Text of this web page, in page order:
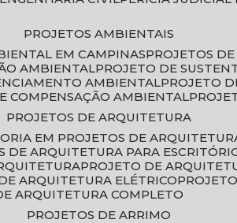
PROJETOS AMBIENTAIS
EM CAMPINAS
PROJETOS
AMBIENTAL
PROJETO DE
AMBIENTAL
PROJETO
COMPENSAÇÃO AMBIENTAL
PROJETOS DE ARQUITETURA
EM PROJETOS DE
DE ARQUITETURA PARA
PROJETO DE
DE ARQUITETURA ELÉTRICO
ARQUITETURA COMPLETO
PROJETOS DE ARRIMO